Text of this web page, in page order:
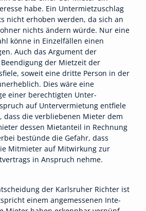
habe. Ein Unter­mietzuschlag
nicht erhoben werden, da sich an
nichts ändern würde. Nur eine
könne in Einzelfällen einen
Auch das Argument der
der Mietzeit der
soweit eine dritte Person in der
Dies wäre eine
einer berechtigten Unter­
auf Untervermietung entfiele
dass die verbliebenen Mieter dem
dessen Mietanteil in Rechnung
bestünde die Gefahr, dass
Mitmieter auf Mitwirkung zur
in Anspruch nehme.
der Karlsruher Richter ist
einem angemessenen Inte­